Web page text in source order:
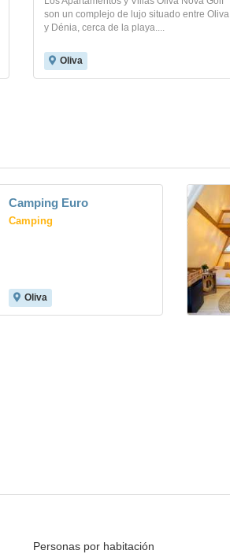
son un complejo de lujo situado entre Oliva
y Dénia, cerca de la playa....
Oliva
Camping Euro
Camping
Oliva
Personas por habitación